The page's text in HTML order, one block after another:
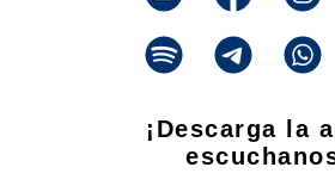
¡Descarga la